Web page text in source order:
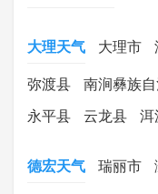
大理天气 大理市
弥渡县 南涧彝族
永平县 云龙县 洱
德宏天气 瑞丽市